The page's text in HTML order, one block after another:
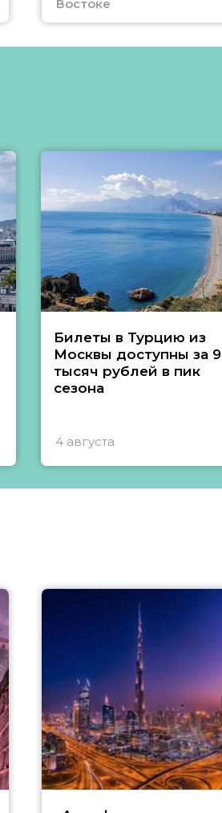
Востоке
Билеты в Турцию из
Москвы доступны за 9
тысяч рублей в пик
сезона
4 августа